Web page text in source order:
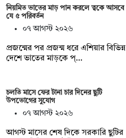
নিয়মিত ভাতের মাড় পান করলে ত্বকে আসবে
যে ৫ পরিবর্তন
০৭ আগস্ট ২০২৬
প্রজন্মের পর প্রজন্ম ধরে এশিয়ার বিভিন্ন
দেশে ভাতের মাড়কে প্…
চলতি মাসে ফের টানা চার দিনের ছুটি
উপভোগের সুযোগ
০৭ আগস্ট ২০২৬
আগস্ট মাসের শেষ দিকে সরকারি ছুটির